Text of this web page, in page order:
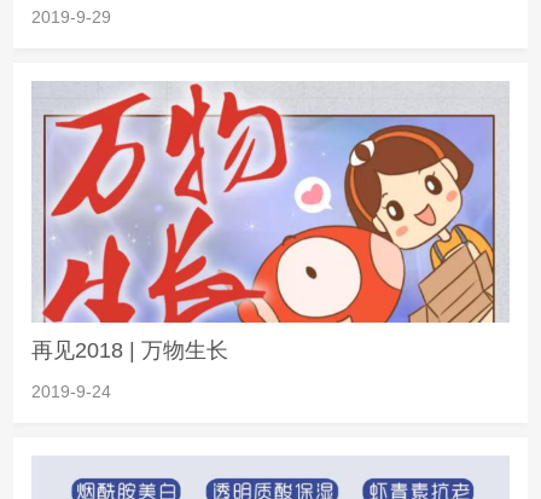
2019-9-29
再见2018 | 万物生长
2019-9-24